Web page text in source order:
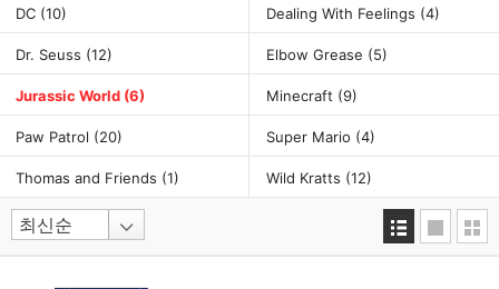
DC (10) Dealing With Feelings (4)
Dr. Seuss (12) Elbow Grease (5)
Jurassic World (6) Minecraft (9)
Paw Patrol (20) Super Mario (4)
Thomas and Friends (1) Wild Kratts (12)